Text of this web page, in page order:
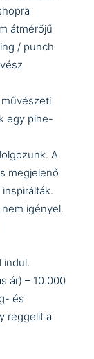
átmérőjű
/ punch
egy pihe-
A
megjelenő
igényel.
indul.
ár) – 10.000
és
reggelit a